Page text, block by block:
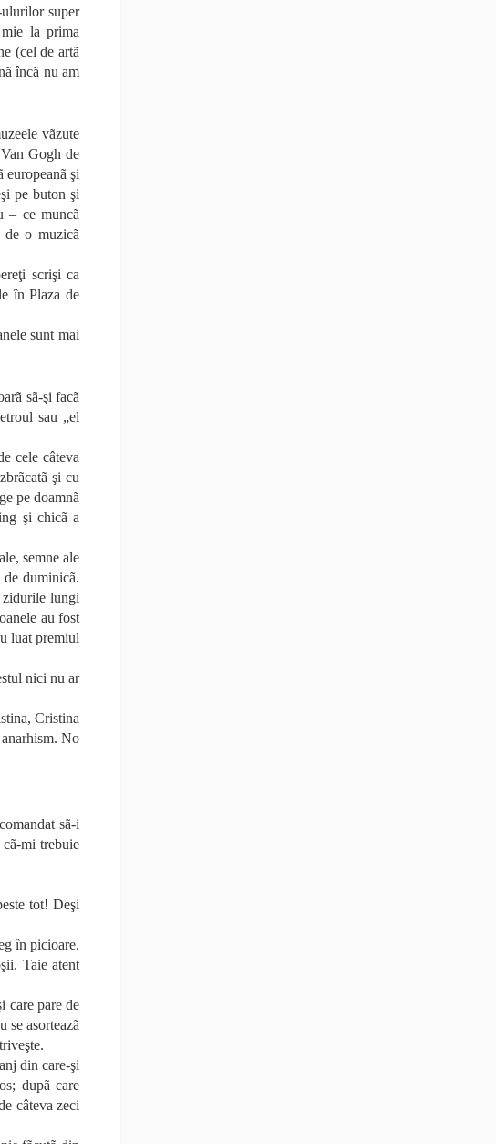
super
la prima
(cel de artã
încã nu am
vãzute
Gogh de
şi
pe buton şi
– ce muncã
o muzicã
scrişi ca
în Plaza de
sunt mai
sã-şi facã
sau „el
cele câteva
şi cu
pe doamnã
şi chicã a
semne ale
de duminicã.
zidurile lungi
au fost
luat premiul
nici nu ar
Cristina
No
sã-i
mi trebuie
tot! Deşi
în picioare.
Taie atent
care pare de
se asorteazã
din care-şi
dupã care
câteva zeci